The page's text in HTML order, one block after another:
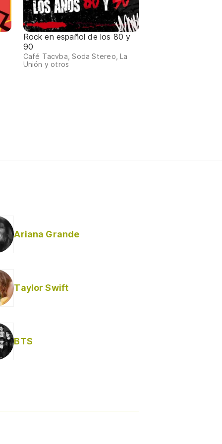
Rock en español de los 80 y
90
Café Tacvba, Soda Stereo, La
Unión y otros
Ariana Grande
Taylor Swift
BTS